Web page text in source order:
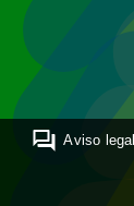
Aviso legal